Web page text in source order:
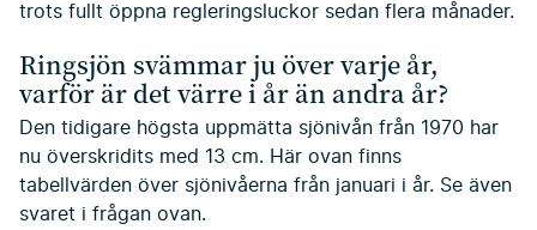
trots fullt öppna regleringsluckor sedan flera månader.
Ringsjön svämmar ju över varje år,
varför är det värre i år än andra år?
Den tidigare högsta uppmätta sjönivån från 1970 har
nu överskridits med 13 cm. Här ovan finns
tabellvärden över sjönivåerna från januari i år. Se även
svaret i frågan ovan.